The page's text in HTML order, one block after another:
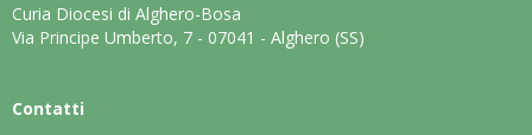
Curia Diocesi di Alghero-Bosa
Via Principe Umberto, 7 - 07041 - Alghero (SS)
Contatti